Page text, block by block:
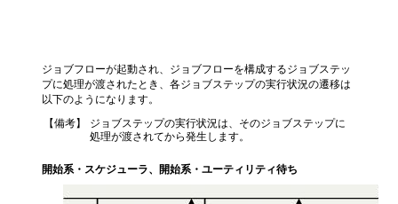
ジョブフローが起動され、ジョブフローを構成するジョブステッ
プに処理が渡されたとき、各ジョブステップの実行状況の遷移は
以下のようになります。
【備考】
ジョブステップの実行状況は、そのジョブステップに
処理が渡されてから発生します。
開始系・スケジューラ、開始系・ユーティリティ待ち